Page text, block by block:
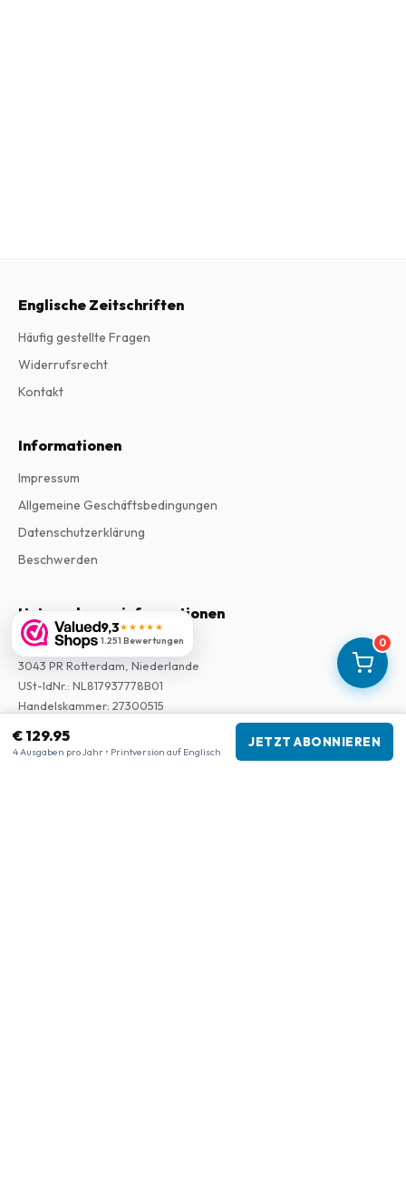
0
€ 129.95
4 Ausgaben pro Jahr • Printversion auf Englisch
JETZT ABONNIEREN
9,3★★★★★
1.251 Bewertungen
Englische Zeitschriften
Häufig gestellte Fragen
Widerrufsrecht
Kontakt
Informationen
Impressum
Allgemeine Geschäftsbedingungen
Datenschutzerklärung
Beschwerden
Unternehmensinformationen
Firma :Maja Magazines
3043 PR Rotterdam, Niederlande
USt-IdNr.: NL817937778B01
Handelskammer: 27300515
Unsere Shops